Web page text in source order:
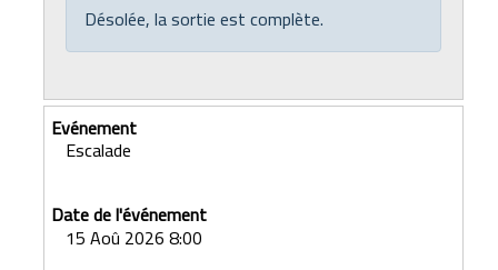
Désolée, la sortie est complète.
Escalade
15 Aoû 2026 8:00